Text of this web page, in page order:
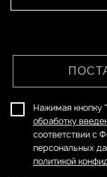
Нажимая кнопку
обработку
соответствии с
персональных
политикой